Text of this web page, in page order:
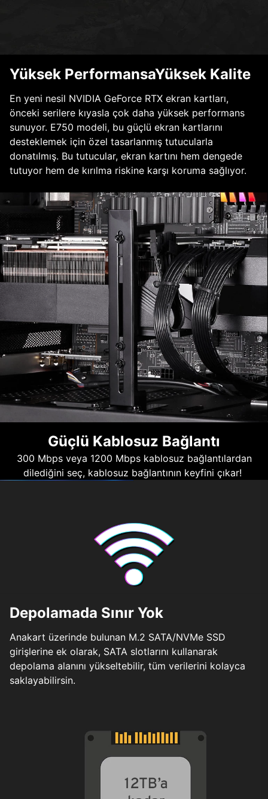
Yüksek PerformansaYüksek Kalite
En yeni nesil NVIDIA GeForce RTX ekran kartları,
önceki serilere kıyasla çok daha yüksek performans
sunuyor. E750 modeli, bu güçlü ekran kartlarını
desteklemek için özel tasarlanmış tutucularla
donatılmış. Bu tutucular, ekran kartını hem dengede
tutuyor hem de kırılma riskine karşı koruma sağlıyor.
Güçlü Kablosuz Bağlantı
300 Mbps veya 1200 Mbps kablosuz bağlantılardan
dilediğini seç, kablosuz bağlantının keyfini çıkar!
Depolamada Sınır Yok
Anakart üzerinde bulunan M.2 SATA/NVMe SSD
girişlerine ek olarak, SATA slotlarını kullanarak
depolama alanını yükseltebilir, tüm verilerini kolayca
saklayabilirsin.